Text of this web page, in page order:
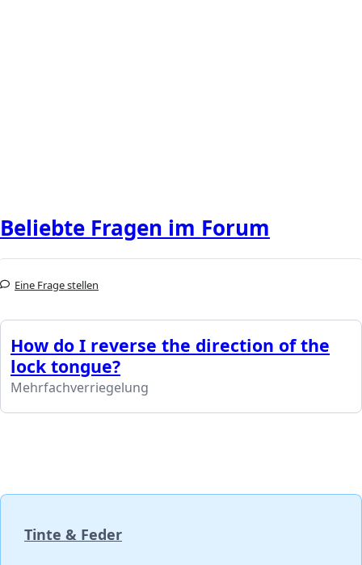
Beliebte Fragen im Forum
Eine Frage stellen
How do I reverse the direction of the
lock tongue?
Mehrfachverriegelung
Tinte & Feder